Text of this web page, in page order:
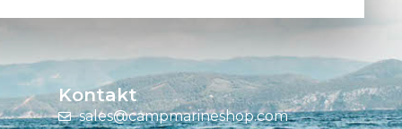
Kontakt
sales@campmarineshop.com